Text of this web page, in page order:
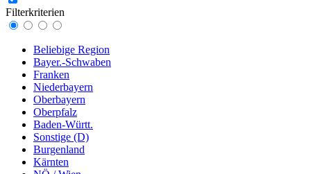
Filterkriterien
Beliebige Region
Bayer.-Schwaben
Franken
Niederbayern
Oberbayern
Oberpfalz
Baden-Württ.
Sonstige (D)
Burgenland
Kärnten